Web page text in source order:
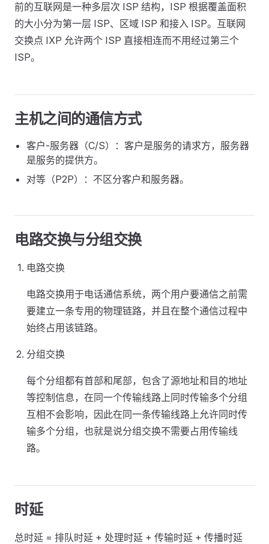
前的互联网是一种多层次 ISP 结构，ISP 根据覆盖面积
的大小分为第一层 ISP、区域 ISP 和接入 ISP。互联网
交换点 IXP 允许两个 ISP 直接相连而不用经过第三个
ISP。
主机之间的通信方式
客户-服务器（C/S）：客户是服务的请求方，服务器
是服务的提供方。
对等（P2P）：不区分客户和服务器。
电路交换与分组交换
电路交换
电路交换用于电话通信系统，两个用户要通信之前需
要建立一条专用的物理链路，并且在整个通信过程中
始终占用该链路。
分组交换
每个分组都有首部和尾部，包含了源地址和目的地址
等控制信息，在同一个传输线路上同时传输多个分组
互相不会影响，因此在同一条传输线路上允许同时传
输多个分组，也就是说分组交换不需要占用传输线
路。
时延
总时延 = 排队时延 + 处理时延 + 传输时延 + 传播时延